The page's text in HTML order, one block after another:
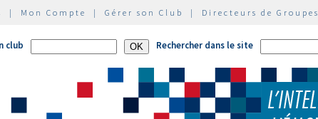
| Mon Compte | Gérer son Club | Directeurs de Groupes
club Rechercher dans le site